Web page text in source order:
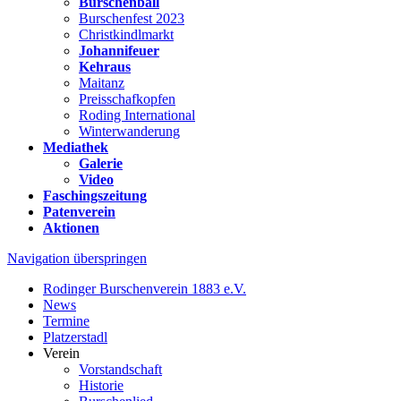
Burschenfest 2023
Christkindlmarkt
Johannifeuer
Kehraus
Maitanz
Preisschafkopfen
Roding International
Winterwanderung
Mediathek
Galerie
Video
Faschingszeitung
Patenverein
Aktionen
Navigation überspringen
Rodinger Burschenverein 1883 e.V.
News
Termine
Platzerstadl
Verein
Vorstandschaft
Historie